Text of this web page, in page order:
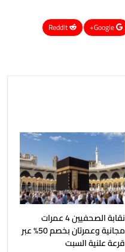
Google+
ReddIt
نقابة الصحفيين 4 عمرات
مجانية وعمرتان بخصم 50% عبر
قرعة علنية السبت